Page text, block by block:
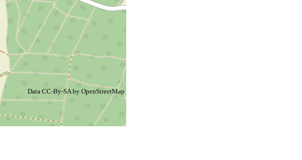
Data CC-By-SA byOpenStreetMap